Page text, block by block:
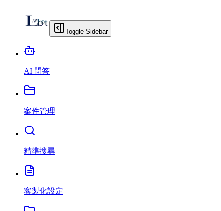
Toggle Sidebar
AI 問答
案件管理
精準搜尋
客製化設定